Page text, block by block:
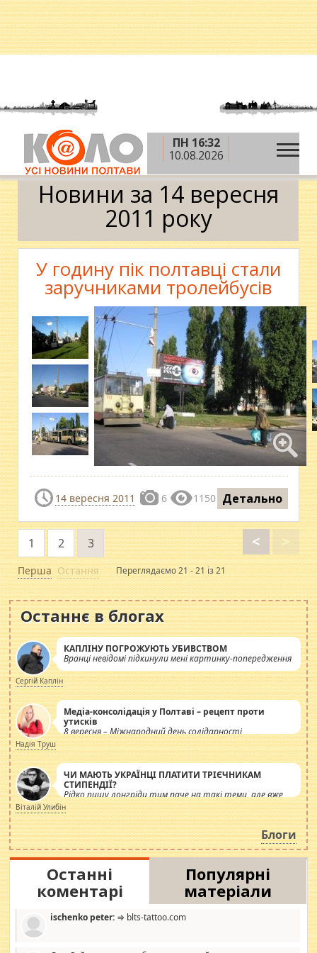
ПН 16:32
10.08.2026
Головна » 2011 рік » вересень »14 вересня
Календар
Новини за 14 вересня
2011 року
У годину пік полтавці стали
заручниками тролейбусів
14 вересня 2011 6 1150 Детально
Перша
<
1 2 3 >
Остання Переглядаємо 21 - 21 із 21
Останнє в блогах
КАПЛІНУ ПОГРОЖУЮТЬ УБИВСТВОМ
Вранці невідомі підкинули мені картинку-попередження
Сергій Каплін
Медіа-консолідація у Полтаві – рецепт проти
утисків
8 вересня – Міжнародний день солідарності
журналістів.
Надія Труш
ЧИ МАЮТЬ УКРАЇНЦІ ПЛАТИТИ ТРІЄЧНИКАМ
СТИПЕНДІЇ?
Рідко пишу лонгріди тим паче на такі теми, але вже
просто дістало! Обурюють сьогоднішні інсенуації
навколо стипендіального питання. Штучно
роздувається ще одна соціальна катастрофа.
Віталій Улибін
Блоги
Останні
коментарі
Популярні
матеріали
ischenko peter: ⇒ blts-tattoo.com